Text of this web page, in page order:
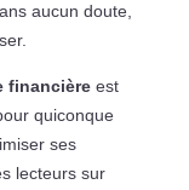
aucun doute,
financièreest
quiconque
ses
lecteurs sur